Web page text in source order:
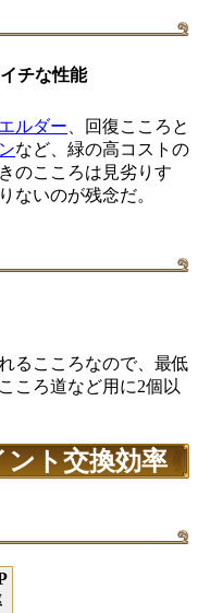
チな性能
ルダー、回復こころと
など、緑の高コストの
のこころは見劣りす
ないのが残念だ。
るこころなので、最低
ころ道など用に2個以
ト交換効率